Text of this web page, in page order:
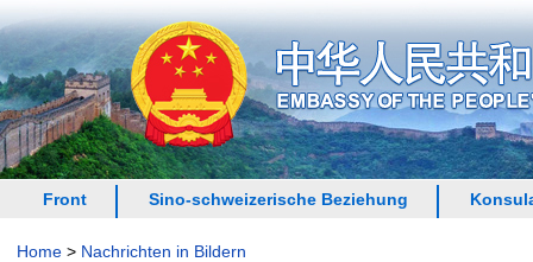
Front Sino-schweizerische Beziehung
Home > Nachrichten in Bildern